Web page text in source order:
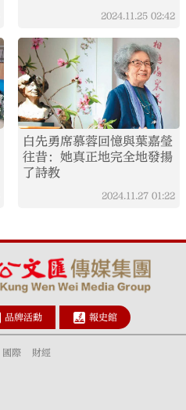
2024.11.25 02:42
白先勇席慕蓉回憶與葉嘉瑩
往昔：她真正地完全地發揚
了詩教
2024.11.27 01:22
品牌活動 報史館
國際 財經